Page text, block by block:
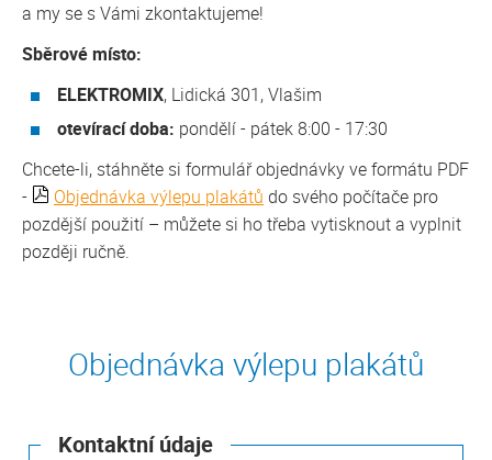
a my se s Vámi zkontaktujeme!
Sběrové místo:
ELEKTROMIX, Lidická 301, Vlašim
otevírací doba: pondělí - pátek 8:00 - 17:30
Chcete-li, stáhněte si formulář objednávky ve formátu PDF
-
Objednávka výlepu plakátů do svého počítače pro
pozdější použití – můžete si ho třeba vytisknout a vyplnit
později ručně.
Objednávka výlepu plakátů
Kontaktní údaje